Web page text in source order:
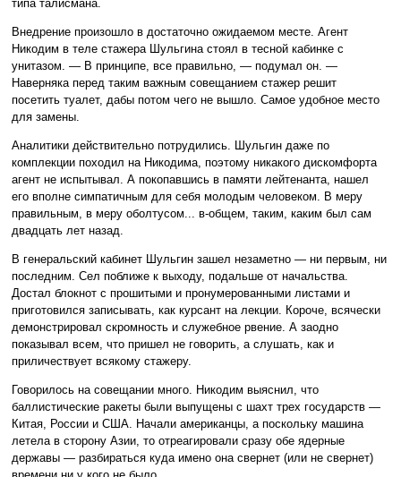
типа талисмана.
Внедрение произошло в достаточно ожидаемом месте. Агент
Никодим в теле стажера Шульгина стоял в тесной кабинке с
унитазом. — В принципе, все правильно, — подумал он. —
Наверняка перед таким важным совещанием стажер решит
посетить туалет, дабы потом чего не вышло. Самое удобное место
для замены.
Аналитики действительно потрудились. Шульгин даже по
комплекции походил на Никодима, поэтому никакого дискомфорта
агент не испытывал. А покопавшись в памяти лейтенанта, нашел
его вполне симпатичным для себя молодым человеком. В меру
правильным, в меру оболтусом... в-общем, таким, каким был сам
двадцать лет назад.
В генеральский кабинет Шульгин зашел незаметно — ни первым, ни
последним. Сел поближе к выходу, подальше от начальства.
Достал блокнот с прошитыми и пронумерованными листами и
приготовился записывать, как курсант на лекции. Короче, всячески
демонстрировал скромность и служебное рвение. А заодно
показывал всем, что пришел не говорить, а слушать, как и
приличествует всякому стажеру.
Говорилось на совещании много. Никодим выяснил, что
баллистические ракеты были выпущены с шахт трех государств —
Китая, России и США. Начали американцы, а поскольку машина
летела в сторону Азии, то отреагировали сразу обе ядерные
державы — разбираться куда имено она свернет (или не свернет)